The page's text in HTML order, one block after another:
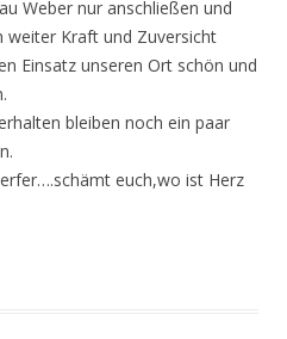
Weber nur anschließen und
weiter Kraft und Zuversicht
Einsatz unseren Ort schön und
bleiben noch ein paar
euch,wo ist Herz